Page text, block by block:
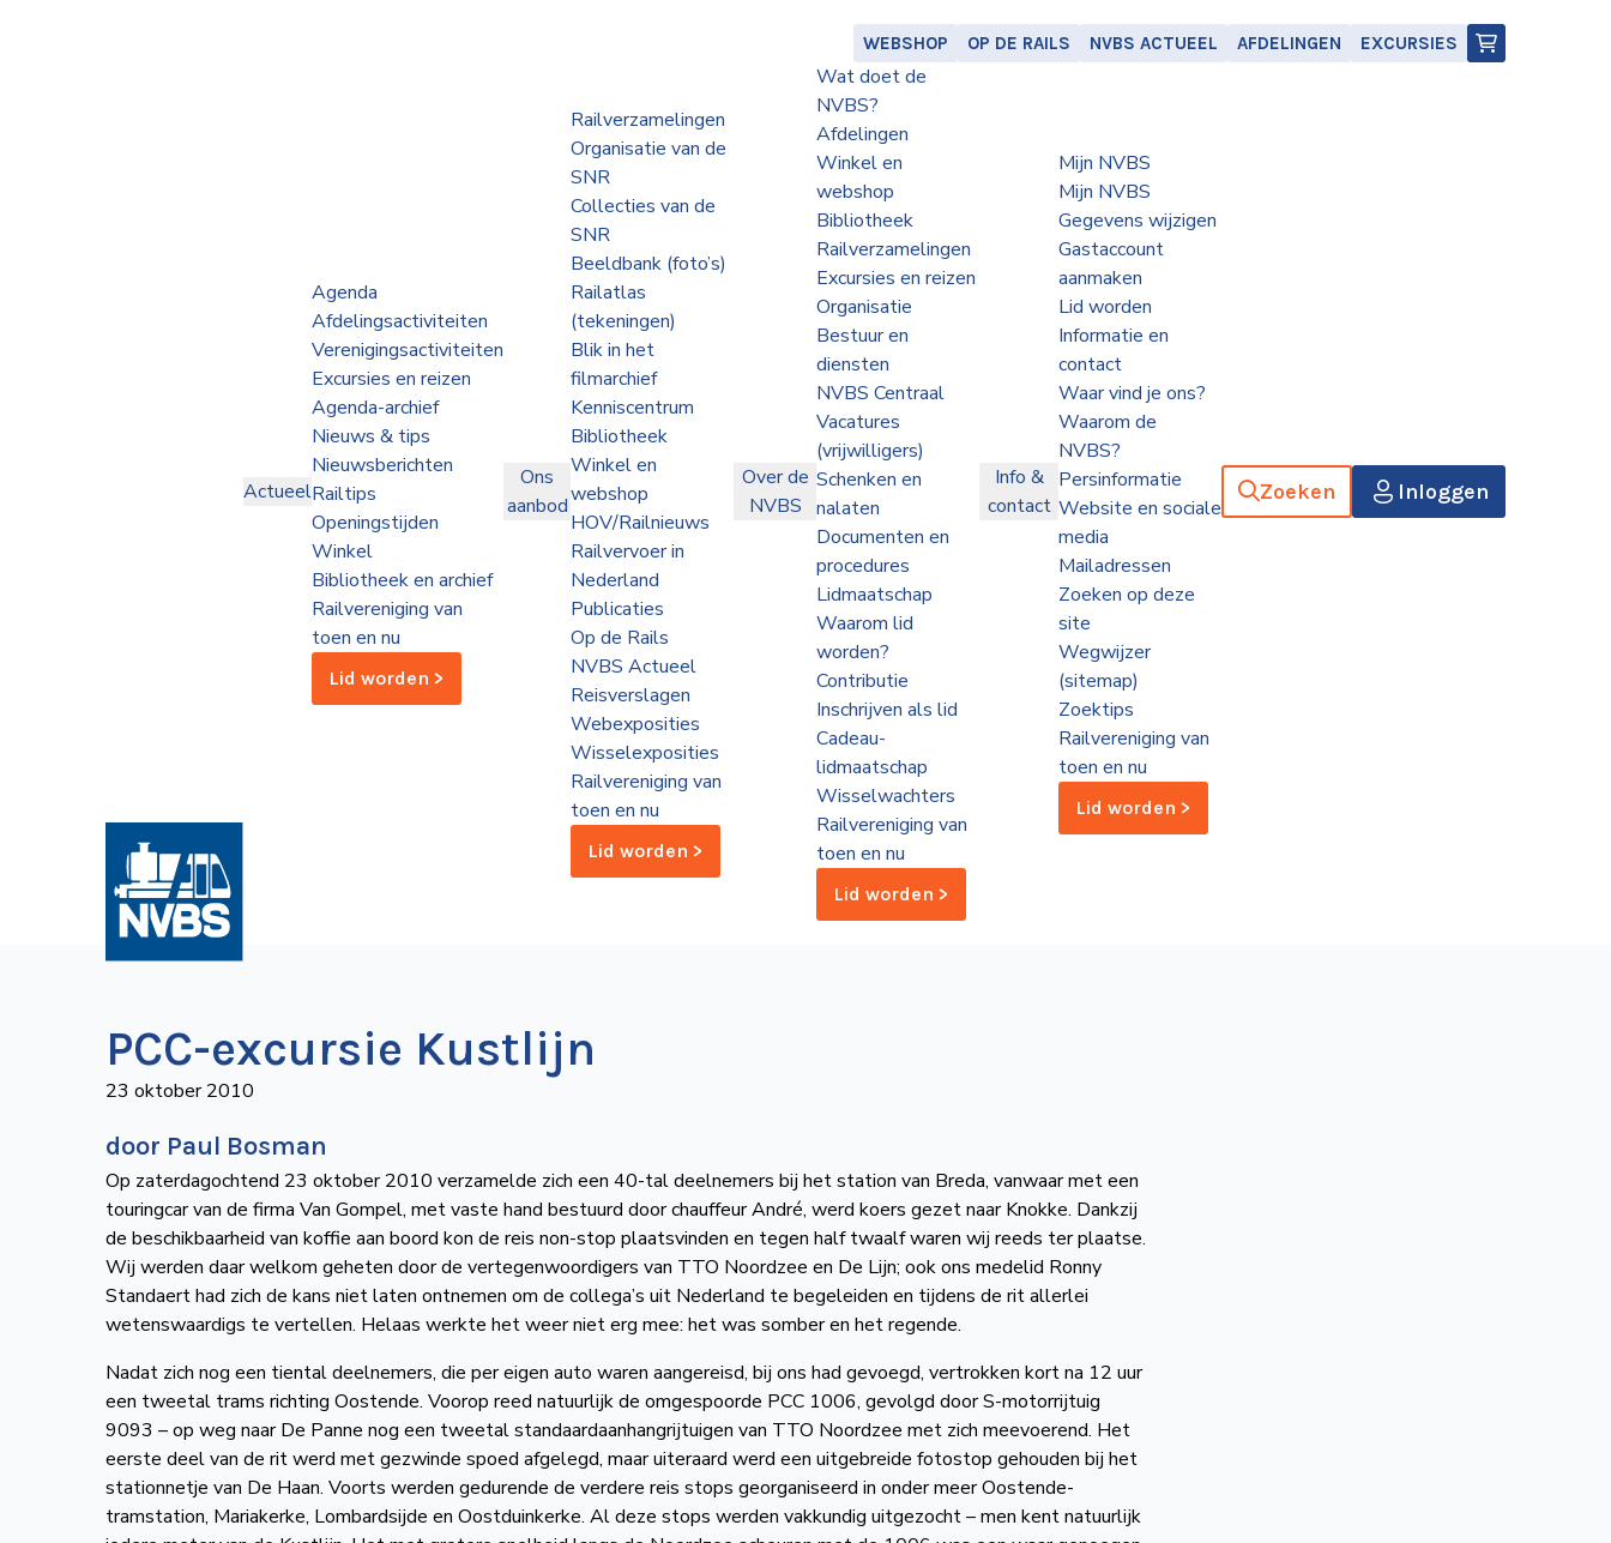
WEBSHOP OP DE RAILS NVBS ACTUEEL AFDELINGEN EXCURSIES
Actueel
Agenda
Afdelingsactiviteiten
Verenigingsactiviteiten
Excursies en reizen
Agenda-archief
Nieuws & tips
Nieuwsberichten
Railtips
Openingstijden
Winkel
Bibliotheek en archief
Railvereniging van
toen en nu
Lid worden >
Ons
aanbod
Railverzamelingen
Organisatie van de
SNR
Collecties van de
SNR
Beeldbank (foto’s)
Railatlas
(tekeningen)
Blik in het
filmarchief
Kenniscentrum
Bibliotheek
Winkel en
webshop
HOV/Railnieuws
Railvervoer in
Nederland
Publicaties
Op de Rails
NVBS Actueel
Reisverslagen
Webexposities
Wisselexposities
Railvereniging van
toen en nu
Lid worden >
Over de
NVBS
Wat doet de
NVBS?
Afdelingen
Winkel en
webshop
Bibliotheek
Railverzamelingen
Excursies en reizen
Organisatie
Bestuur en
diensten
NVBS Centraal
Vacatures
(vrijwilligers)
Schenken en
nalaten
Documenten en
procedures
Lidmaatschap
Waarom lid
worden?
Contributie
Inschrijven als lid
Cadeau-
lidmaatschap
Wisselwachters
Railvereniging van
toen en nu
Lid worden >
Info &
contact
Mijn NVBS
Mijn NVBS
Gegevens wijzigen
Gastaccount
aanmaken
Lid worden
Informatie en
contact
Waar vind je ons?
Waarom de
NVBS?
Persinformatie
Website en sociale
media
Mailadressen
Zoeken op deze
site
Wegwijzer
(sitemap)
Zoektips
Railvereniging van
toen en nu
Lid worden >
Zoeken Inloggen
PCC-excursie Kustlijn
23 oktober 2010
door Paul Bosman
Op zaterdagochtend 23 oktober 2010 verzamelde zich een 40-tal deelnemers bij het station van Breda, vanwaar met een
touringcar van de firma Van Gompel, met vaste hand bestuurd door chauffeur André, werd koers gezet naar Knokke. Dankzij
de beschikbaarheid van koffie aan boord kon de reis non-stop plaatsvinden en tegen half twaalf waren wij reeds ter plaatse.
Wij werden daar welkom geheten door de vertegenwoordigers van TTO Noordzee en De Lijn; ook ons medelid Ronny
Standaert had zich de kans niet laten ontnemen om de collega’s uit Nederland te begeleiden en tijdens de rit allerlei
wetenswaardigs te vertellen. Helaas werkte het weer niet erg mee: het was somber en het regende.
Nadat zich nog een tiental deelnemers, die per eigen auto waren aangereisd, bij ons had gevoegd, vertrokken kort na 12 uur
een tweetal trams richting Oostende. Voorop reed natuurlijk de omgespoorde PCC 1006, gevolgd door S-motorrijtuig
9093 – op weg naar De Panne nog een tweetal standaardaanhangrijtuigen van TTO Noordzee met zich meevoerend. Het
eerste deel van de rit werd met gezwinde spoed afgelegd, maar uiteraard werd een uitgebreide fotostop gehouden bij het
stationnetje van De Haan. Voorts werden gedurende de verdere reis stops georganiseerd in onder meer Oostende-
tramstation, Mariakerke, Lombardsijde en Oostduinkerke. Al deze stops werden vakkundig uitgezocht – men kent natuurlijk